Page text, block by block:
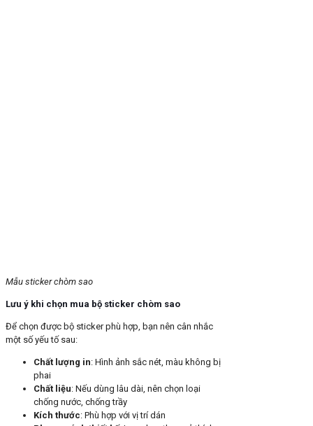
Mẫu sticker chòm sao
Lưu ý khi chọn mua bộ sticker chòm sao
Để chọn được bộ sticker phù hợp, bạn nên cân nhắc
một số yếu tố sau:
Chất lượng in: Hình ảnh sắc nét, màu không bị
phai
Chất liệu: Nếu dùng lâu dài, nên chọn loại
chống nước, chống trầy
Kích thước: Phù hợp với vị trí dán